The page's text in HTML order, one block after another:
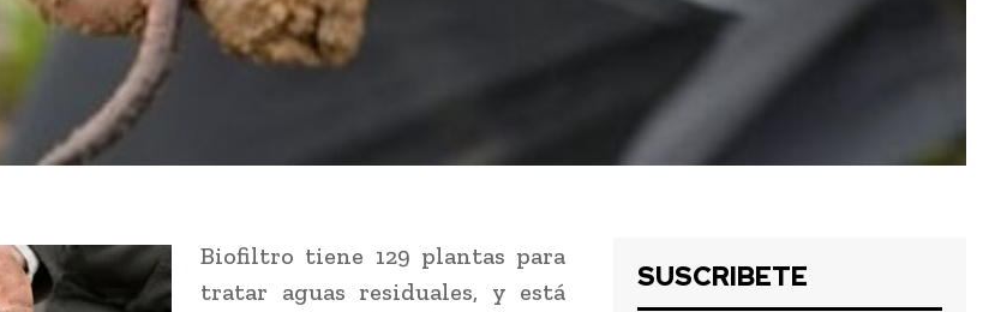
Biofiltro tiene 129 plantas para
tratar aguas residuales, y está
SUSCRIBETE